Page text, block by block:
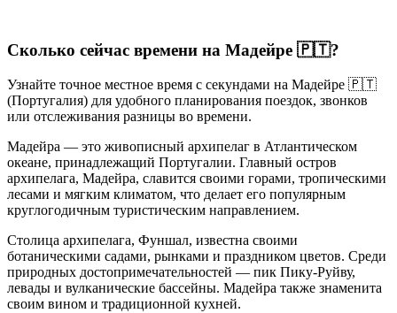
Сколько сейчас времени на Мадейре 🇵🇹?
Узнайте точное местное время с секундами на Мадейре 🇵🇹
(Португалия) для удобного планирования поездок, звонков
или отслеживания разницы во времени.
Мадейра — это живописный архипелаг в Атлантическом
океане, принадлежащий Португалии. Главный остров
архипелага, Мадейра, славится своими горами, тропическими
лесами и мягким климатом, что делает его популярным
круглогодичным туристическим направлением.
Столица архипелага, Фуншал, известна своими
ботаническими садами, рынками и праздником цветов. Среди
природных достопримечательностей — пик Пику-Руйву,
левады и вулканические бассейны. Мадейра также знаменита
своим вином и традиционной кухней.